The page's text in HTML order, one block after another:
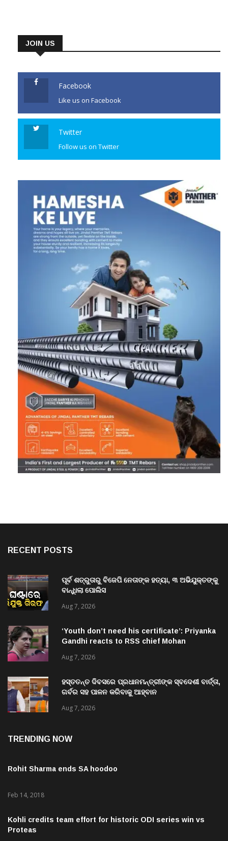
JOIN US
Facebook
Like us on Facebook
Twitter
Follow us on Twitter
RECENT POSTS
ପୂର୍ବ ଶତ୍ରୁତାରୁ ବିଜେପି ନେତାଙ୍କ ହତ୍ୟା, ୩ ଅଭିଯୁକ୍ତଙ୍କୁ
ବାନ୍ଧିଲା ପୋଲିସ
Aug 7, 2026
‘Youth don’t need his certificate’: Priyanka
Gandhi reacts to RSS chief Mohan
Aug 7, 2026
ହସ୍ତତନ୍ତ ଦିବସରେ ପ୍ରଧାନମନ୍ତ୍ରୀଙ୍କ ସ୍ବଦେଶୀ ବାର୍ତ୍ତା,
ଗର୍ବର ସହ ପାଳନ କରିବାକୁ ଆହ୍ବାନ
Aug 7, 2026
TRENDING NOW
Rohit Sharma ends SA hoodoo
Feb 14, 2018
Kohli credits team effort for historic ODI series win vs
Proteas